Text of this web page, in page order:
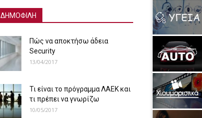
ΔΗΜΟΦΙΛΗ
Πώς να αποκτήσω άδεια
Security
13/04/2017
Τι είναι το πρόγραμμα ΛΑΕΚ και
τι πρέπει να γνωρίζω
10/05/2017